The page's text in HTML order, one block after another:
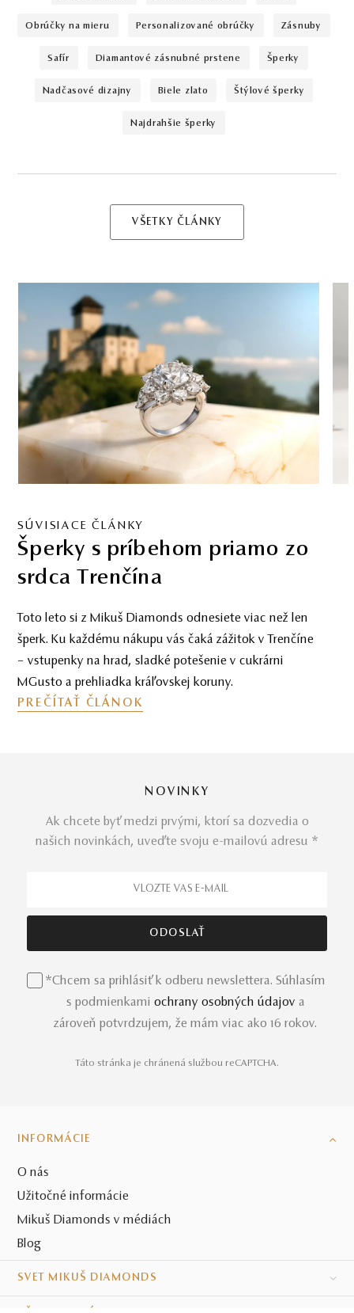
obrúčky na mieru personalizované obrúčky zásnuby
safír diamantové zásnubné prstene šperky
nadčasové dizajny biele zlato štýlové šperky
najdrahšie šperky
VŠETKY ČLÁNKY
SÚVISIACE ČLÁNKY
Šperky s príbehom priamo zo
srdca Trenčína
Toto leto si z Mikuš Diamonds odnesiete viac než len
šperk. Ku každému nákupu vás čaká zážitok v Trenčíne
– vstupenky na hrad, sladké potešenie v cukrárni
MGusto a prehliadka kráľovskej koruny.
PREČÍTAŤ ČLÁNOK
NOVINKY
Ak chcete byť medzi prvými, ktorí sa dozvedia o
našich novinkách, uveďte svoju e-mailovú adresu *
*Chcem sa prihlásiť k odberu newslettera. Súhlasím
s podmienkami ochrany osobných údajov a
zároveň potvrdzujem, že mám viac ako 16 rokov.
Táto stránka je chránená službou reCAPTCHA.
INFORMÁCIE
O nás
Užitočné informácie
Mikuš Diamonds v médiách
Blog
SVET MIKUŠ DIAMONDS